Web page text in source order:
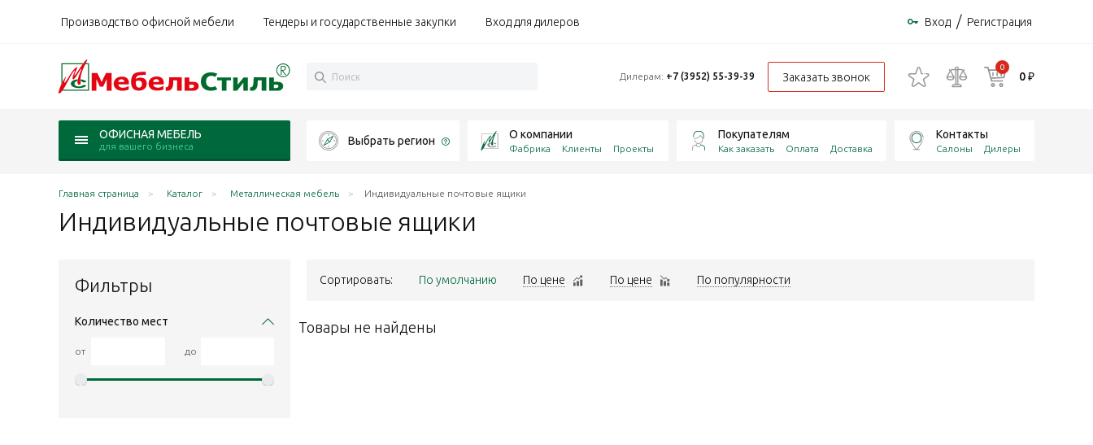
Производство офисной мебели Тендеры и государственные закупки Вход для дилеров Вход / Регистрация
Дилерам: +7 (3952) 55-39-39 Заказать звонок
0
0 ₽
ОФИСНАЯ МЕБЕЛЬ
для вашего бизнеса Выбрать регион
О компании
Фабрика Клиенты Проекты
Покупателям
Как заказать Оплата Доставка
Контакты
Салоны Дилеры
Главная страница Каталог Металлическая мебель Индивидуальные почтовые ящики
Индивидуальные почтовые ящики
Фильтры
Количество мест
от до
Сортировать: По умолчанию По цене По цене По популярности
Товары не найдены